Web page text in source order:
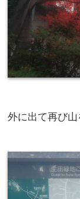
外に出て再び山